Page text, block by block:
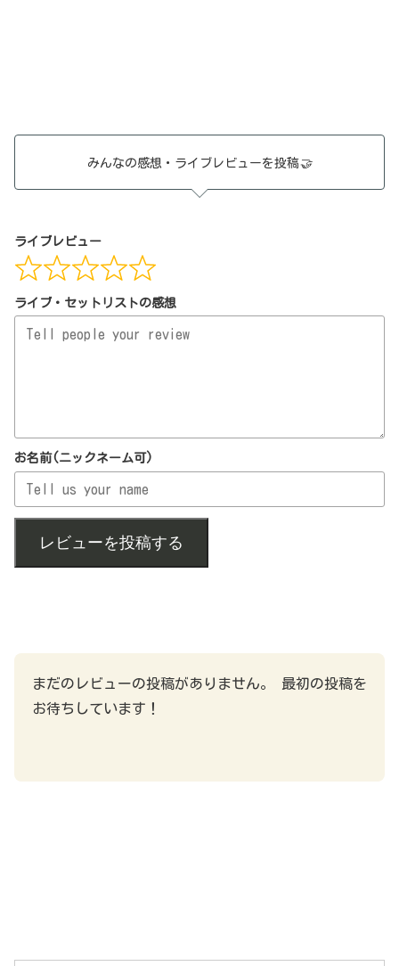
みんなの感想・ライブレビューを投稿🤝
ライブレビュー
ライブ・セットリストの感想
お名前(ニックネーム可)
レビューを投稿する
まだのレビューの投稿がありません。 最初の投稿を
お待ちしています！